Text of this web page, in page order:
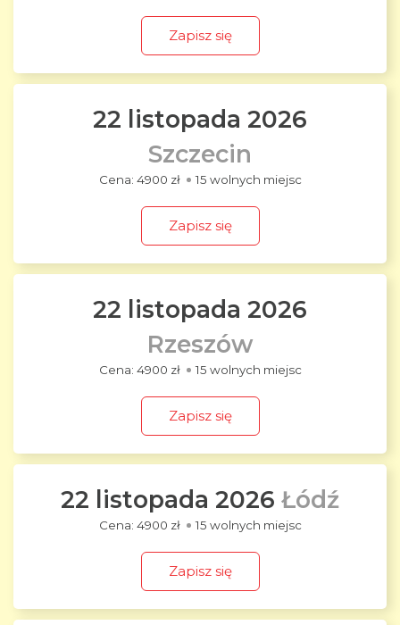
Zapisz się
22 listopada 2026
Szczecin
4900 zł 15 wolnych miejsc
Zapisz się
22 listopada 2026
Rzeszów
4900 zł 15 wolnych miejsc
Zapisz się
22 listopada 2026 Łódź
4900 zł 15 wolnych miejsc
Zapisz się